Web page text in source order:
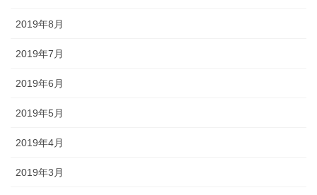
2019年8月
2019年7月
2019年6月
2019年5月
2019年4月
2019年3月